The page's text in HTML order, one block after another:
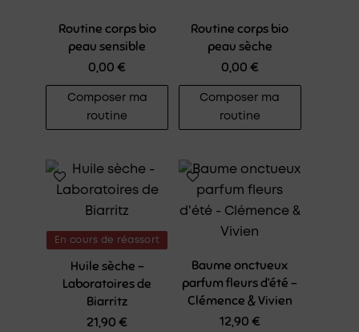
Routine corps bio
peau sensible
0,00€
Composer ma
routine
Routine corps bio
peau sèche
0,00 €
Composer ma
routine
En cours de réassort
Huile sèche –
Laboratoires de
Biarritz
21,90€
Baume onctueux
parfum fleurs d’été –
Clémence & Vivien
12,90 €